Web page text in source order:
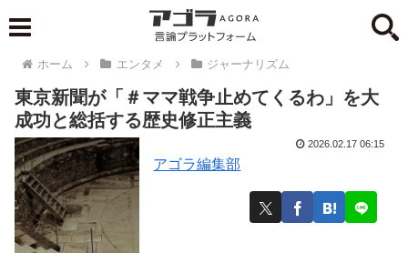
ホーム エンタメ ジャーナリズム
東京新聞が「＃ママ戦争止めてくるわ」を大
成功と総括する歴史修正主義
アゴラ編集部
2026.02.17 06:15